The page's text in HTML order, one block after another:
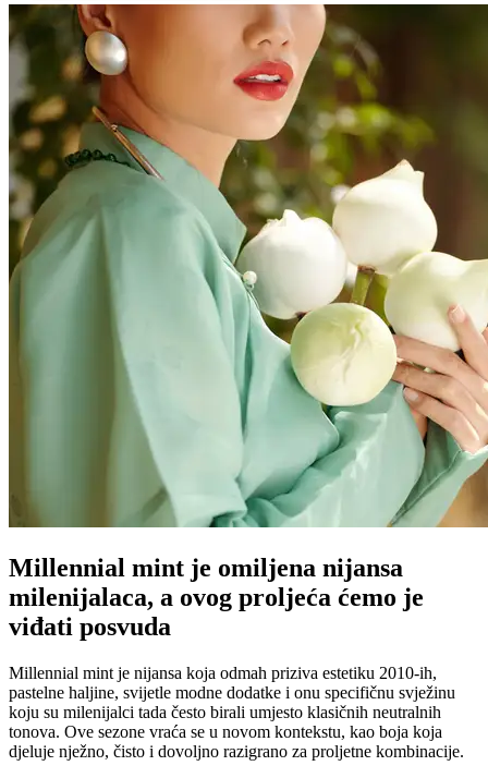
Millennial mint je omiljena nijansa
milenijalaca, a ovog proljeća ćemo je
viđati posvuda
Millennial mint je nijansa koja odmah priziva estetiku 2010-ih,
pastelne haljine, svijetle modne dodatke i onu specifičnu svježinu
koju su milenijalci tada često birali umjesto klasičnih neutralnih
tonova. Ove sezone vraća se u novom kontekstu, kao boja koja
djeluje nježno, čisto i dovoljno razigrano za proljetne kombinacije.